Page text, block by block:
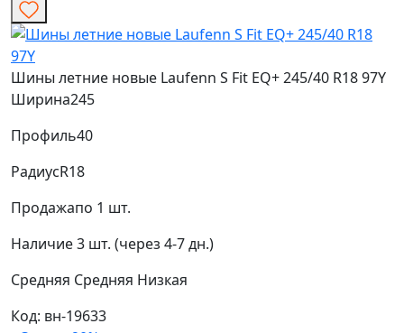
Шины летние новые Laufenn S Fit EQ+ 245/40 R18 97Y
Ширина245
Профиль40
РадиусR18
Продажапо 1 шт.
Наличие3 шт. (через 4-7 дн.)
Средняя Средняя Низкая
Код: вн-19633